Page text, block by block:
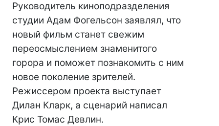
Руководитель киноподразделения
студии Адам Фогельсон заявлял, что
новый фильм станет свежим
переосмыслением знаменитого
горора и поможет познакомить с ним
новое поколение зрителей.
Режиссером проекта выступает
Дилан Кларк, а сценарий написал
Крис Томас Девлин.